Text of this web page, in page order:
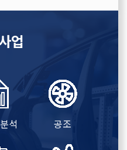
업
석 공조